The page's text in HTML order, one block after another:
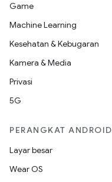
Game
Machine Learning
Kesehatan & Kebugaran
Kamera & Media
Privasi
5G
PERANGKAT ANDROID
Layar besar
Wear OS